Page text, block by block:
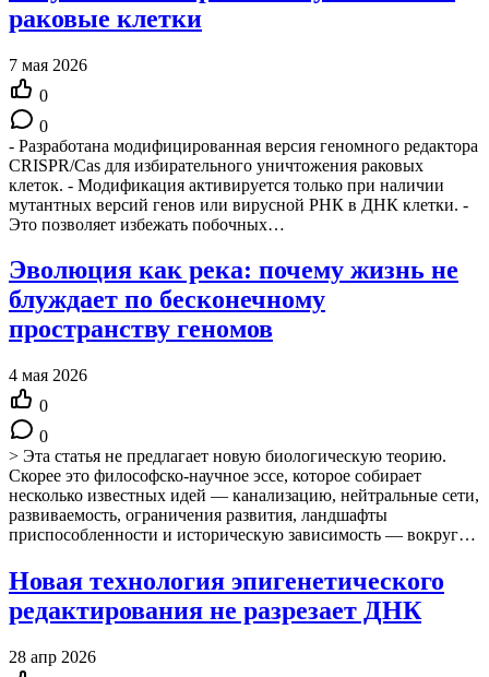
раковые клетки
7 мая 2026
0
0
- Разработана модифицированная версия геномного редактора
CRISPR/Cas для избирательного уничтожения раковых
клеток. - Модификация активируется только при наличии
мутантных версий генов или вирусной РНК в ДНК клетки. -
Это позволяет избежать побочных…
Эволюция как река: почему жизнь не
блуждает по бесконечному
пространству геномов
4 мая 2026
0
0
> Эта статья не предлагает новую биологическую теорию.
Скорее это философско-научное эссе, которое собирает
несколько известных идей — канализацию, нейтральные сети,
развиваемость, ограничения развития, ландшафты
приспособленности и историческую зависимость — вокруг…
Новая технология эпигенетического
редактирования не разрезает ДНК
28 апр 2026